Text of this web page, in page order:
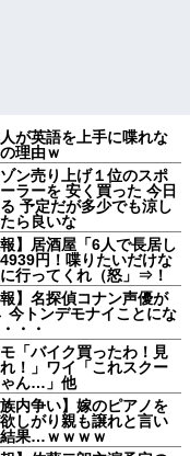
が英語を上手に喋れな
理由ｗ
ン売り上げ１位のスポ
ラーを 安く買った 今日
予定だが多少でも涼し
ら良いな
報】居酒屋「6人で長居し
円！喋りたいだけな
行ってくれ（怒」⇒！
報】名探偵コナン声優が
トンデモナイことにな
・・
モ「バイク買ったわ！見
！」ワイ「これスクー
ん…」他
族内争い】嫁のピアノを
しがり親も譲れと言い
果…ｗｗｗｗ